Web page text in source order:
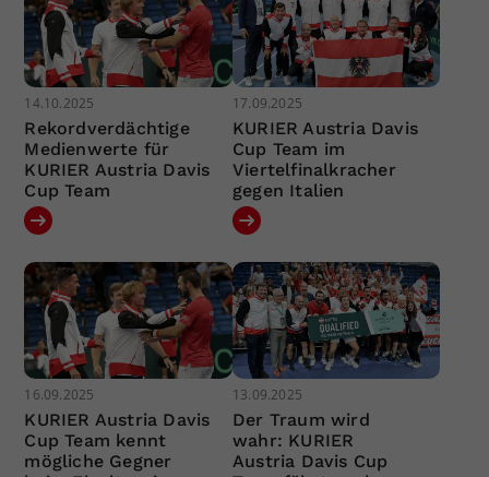
14.10.2025
Rekordverdächtige
Medienwerte für
KURIER Austria Davis
Cup Team
17.09.2025
KURIER Austria Davis
Cup Team im
Viertelfinalkracher
gegen Italien
16.09.2025
KURIER Austria Davis
Cup Team kennt
mögliche Gegner
13.09.2025
Der Traum wird
wahr: KURIER
Austria Davis Cup